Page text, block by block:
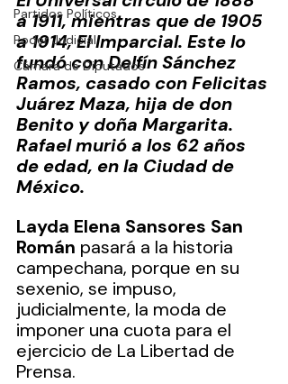
Partidos Políticos
Poder Judicial
Cámara de Diputados
a 1911, mientras que de 1905
a 1914, El Imparcial. Este lo
fundó con Delfín Sánchez
Ramos, casado con Felicitas
Juárez Maza, hija de don
Benito y doña Margarita.
Rafael murió a los 62 años
de edad, en la Ciudad de
México.
Layda Elena Sansores San
Román pasará a la historia
campechana, porque en su
sexenio, se impuso,
judicialmente, la moda de
imponer una cuota para el
ejercicio de La Libertad de
Prensa.